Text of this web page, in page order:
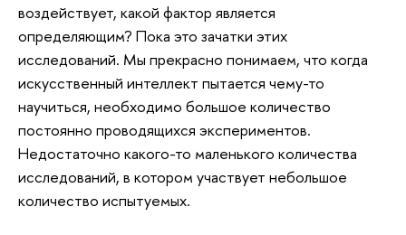
воздействует, какой фактор является
определяющим? Пока это зачатки этих
исследований. Мы прекрасно понимаем, что когда
искусственный интеллект пытается чему-то
научиться, необходимо большое количество
постоянно проводящихся экспериментов.
Недостаточно какого-то маленького количества
исследований, в котором участвует небольшое
количество испытуемых.